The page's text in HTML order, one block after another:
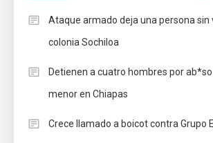
Ataque armado deja una persona sin
colonia Sochiloa
Detienen a cuatro hombres por
menor en Chiapas
Crece llamado a boicot contra Grupo